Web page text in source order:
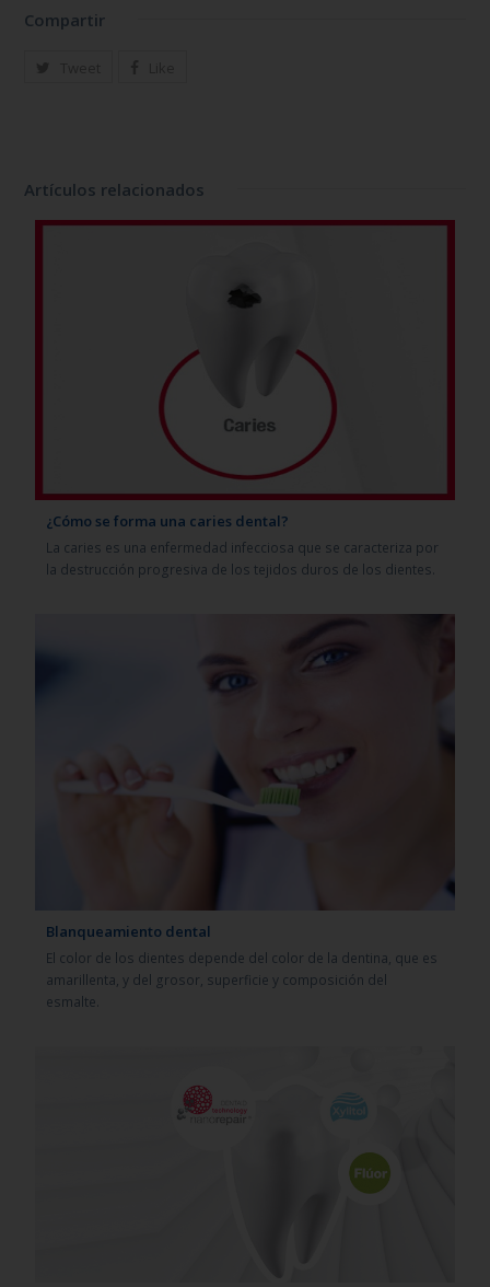
Compartir
Artículos relacionados
¿Cómo se forma una caries dental?
La caries es una enfermedad infecciosa que se caracteriza por
la destrucción progresiva de los tejidos duros de los dientes.
Blanqueamiento dental
El color de los dientes depende del color de la dentina, que es
amarillenta, y del grosor, superficie y composición del
esmalte.